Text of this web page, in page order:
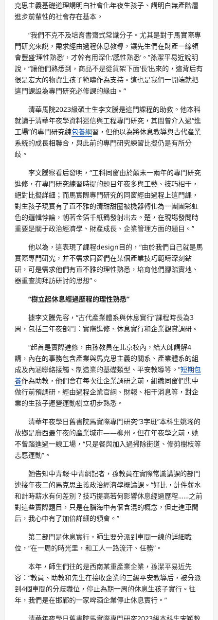
克思主義基礎道理講明白社會化年夜生孩子、講明白無產階層
進步前輩性的社會存在基本。
“我們不克不及培育書齋式常識分子。尤其是對于馬實際專
門研究來說，需求經由過程休息教導，讓先生們在財產一線領
會豐盛‘理性熟悉’，才幹有用深化‘感性熟悉’。”孫潔平易近說明
說，“讓他們熟悉到，商品不是從貨架下面‘長’出來的，這背后有
很是宏大的物資生孩子範疇作為支持。這也是我們一開端就把
這門課設為專門研究必修課的緣由。”
清華馬院2023級碩士生李文騰是這門課程的助教。他本科
就讀于清華年夜學資料迷信與工程專門研究，其間曾介入過“進
工場”的專門研究練包養網習，但他以為將休息教導與古代產業
系統的成長相聯合，與此前的專門研究練習比擬仍是有所分
歧。
李文騰察看后發明，“工科同窗由於顛末一兩年的專門研究
進修，在專門研究練習時提的題目年夜多與工藝、技巧相干，
絕對比擬詳細；而馬實際專門研究的同窗經由過程上這門課，
對生孩子現實有了直不雅的清甜甜圈被機器轉化為一團團彩虹
色的邏輯悖論，朝著金箔千紙鶴發射出去。楚，在現場發問時
重要是關于政治經濟學、財產成長、企業管理方面的題目。”
他以為，這表現了課程design目的，“由於我們自己就是馬
實際專門研究，并不需求同窗們在某個產業技巧範疇深刻鉆
研，可是需求他們有直不雅的理性熟悉，培育他們腳踏實地、
器重查詢拜訪研討的思想”。
“樹立起休息經過歷程的理性熟悉”
據李文騰先容，“古代產業體系與休息實行”課程時長為3
周，包括三年夜部門：實際進修、休息實行和企業觀賞調研。
“起首是實際進修，由孫教員在北京校內，給大師講解4
講，內在的事務包含產業與馬克思主義的關系、產業體系的組
成及內涵聯絡接觸、制造業的基礎類型、平安教導等。”短期包
養作為助教，他們會在每次往企業調研之前，組織同窗們集中
做行前預調研，經由過程企業官網、財報、相干消息等，對企
業的生孩子運營運動樹立初步熟悉。
清華年夜學日舊書院馬實際專門研究“3字班”本科生姚瑤的
故鄉是廣西最年夜的產業城市——柳州。但在年夜學之前，她
不曾踏進過一線工場，“只是餐與加入過掃除街道、修剪樹枝等
志愿運動”。
她告知中青報·中青網記者，孫教員在實際常識講課的部門
連接年夜二的馬克思主義政治經濟學概論課。“好比，計件薪水
和計時薪水有何差別？技巧提高若何影響休息經過歷程……之前
對這些實際題目，只是在腦海中有個含混的概念，但走進車間
后，我心中有了加倍詳細的領會。”
第二部門是休息實行，師生要分派到車間一線的詳細職
位，“在一周的時光里，和工人一路流汗、任務”。
本年，師生們往的是西南某重產業企業，孫潔平易近先
容：“教員、助教和先生在接收企業的三級平安教導后，被分派
到4個車間的分歧職位，停止為期一周的休息生孩子實行。往
年，我們是在邯鄲的一家啤酒企業停止休息實行。”